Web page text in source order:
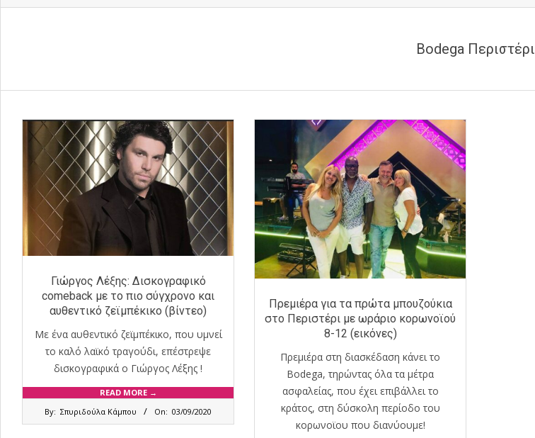
Bodega Περιστέρι
Γιώργος Λέξης: Δισκογραφικό
comeback με το πιο σύγχρονο και
αυθεντικό ζεϊμπέκικο (βίντεο)
Με ένα αυθεντικό ζεϊμπέκικο, που υμνεί
το καλό λαϊκό τραγούδι, επέστρεψε
δισκογραφικά ο Γιώργος Λέξης !
READ MORE →
By: Σπυριδούλα Κάμπου On: 03/09/2020
Πρεμιέρα για τα πρώτα μπουζούκια
στο Περιστέρι με ωράριο κορωνοϊού
8-12 (εικόνες)
Πρεμιέρα στη διασκέδαση κάνει το
Bodega, τηρώντας όλα τα μέτρα
ασφαλείας, που έχει επιβάλλει το
κράτος, στη δύσκολη περίοδο του
κορωνοϊου που διανύουμε!